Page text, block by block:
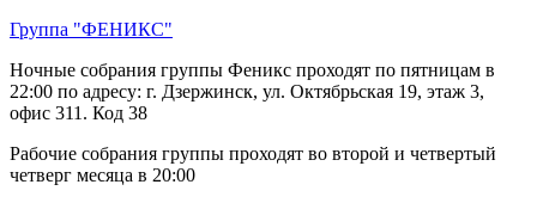
Группа "ФЕНИКС"
Ночные собрания группы Феникс проходят по пятницам в
22:00 по адресу: г. Дзержинск, ул. Октябрьская 19, этаж 3,
офис 311. Код 38
Рабочие собрания группы проходят во второй и четвертый
четверг месяца в 20:00